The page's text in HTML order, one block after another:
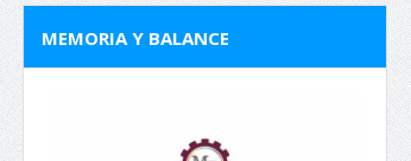
MEMORIA Y BALANCE